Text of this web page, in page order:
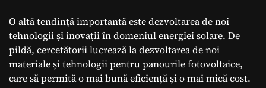
O altă tendință importantă este dezvoltarea de noi
tehnologii și inovații în domeniul energiei solare. De
pildă, cercetătorii lucrează la dezvoltarea de noi
materiale și tehnologii pentru panourile fotovoltaice,
care să permită o mai bună eficiență și o mai mică cost.